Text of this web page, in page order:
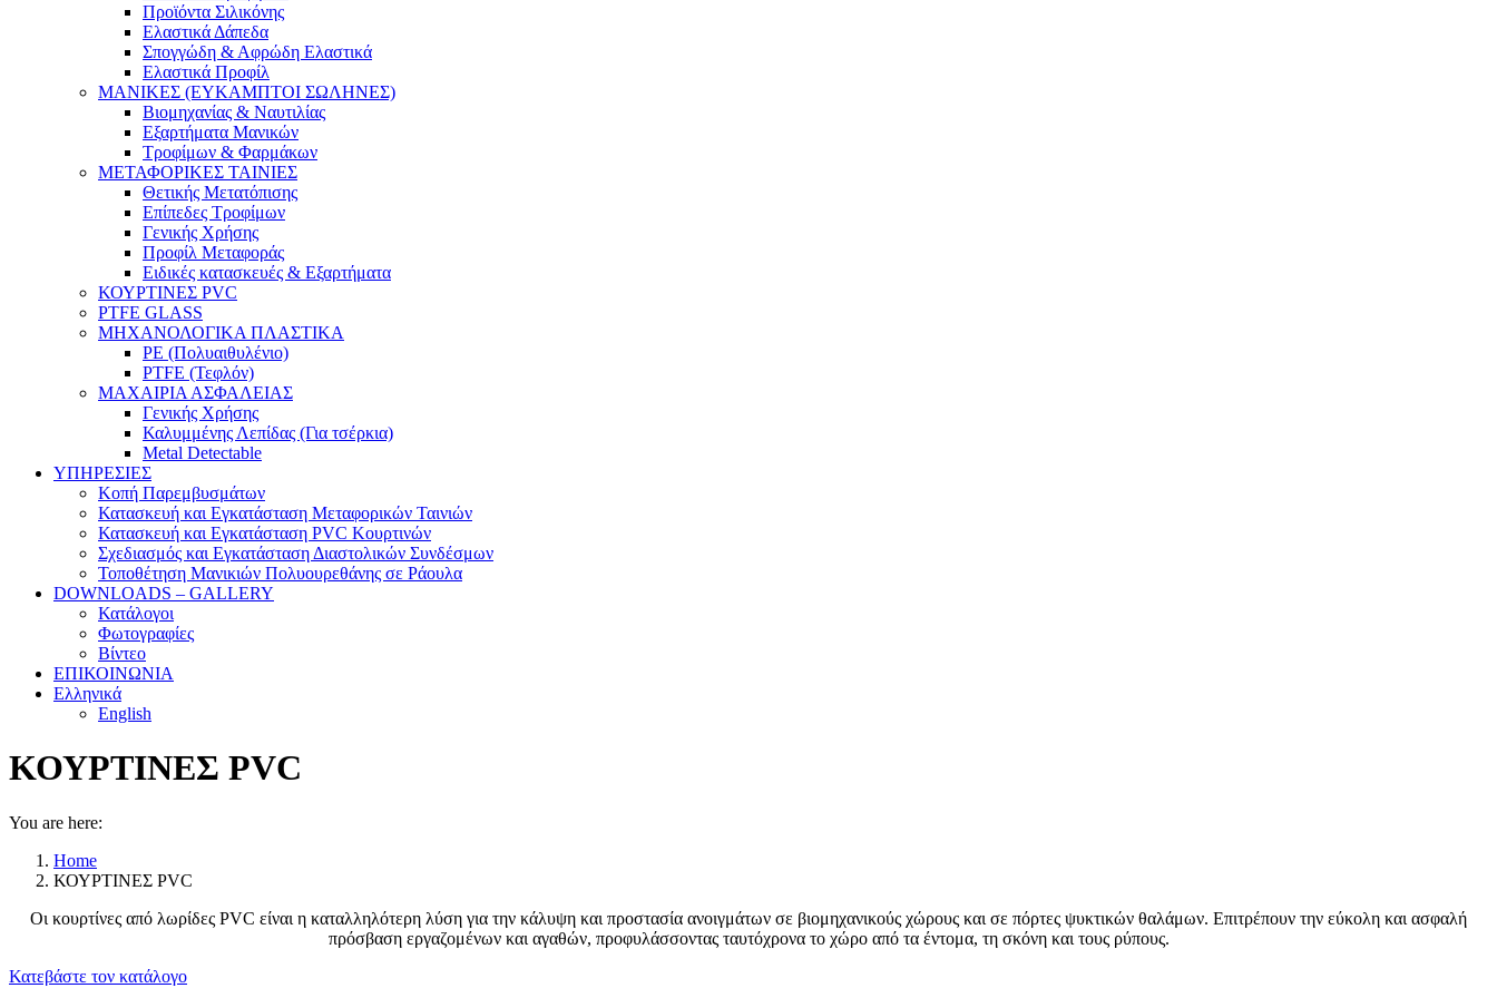
Προϊόντα Σιλικόνης
Ελαστικά Δάπεδα
Σπογγώδη & Αφρώδη Ελαστικά
Ελαστικά Προφίλ
ΜΑΝΙΚΕΣ (ΕΥΚΑΜΠΤΟΙ ΣΩΛΗΝΕΣ)
Βιομηχανίας & Ναυτιλίας
Εξαρτήματα Μανικών
Τροφίμων & Φαρμάκων
ΜΕΤΑΦΟΡΙΚΕΣ ΤΑΙΝΙΕΣ
Θετικής Μετατόπισης
Επίπεδες Τροφίμων
Γενικής Χρήσης
Προφίλ Μεταφοράς
Ειδικές κατασκευές & Εξαρτήματα
ΚΟΥΡΤΙΝΕΣ PVC
PTFE GLASS
ΜΗΧΑΝΟΛΟΓΙΚΑ ΠΛΑΣΤΙΚΑ
PE (Πολυαιθυλένιο)
PTFE (Τεφλόν)
ΜΑΧΑΙΡΙΑ ΑΣΦΑΛΕΙΑΣ
Γενικής Χρήσης
Καλυμμένης Λεπίδας (Για τσέρκια)
Metal Detectable
ΥΠΗΡΕΣΙΕΣ
Κοπή Παρεμβυσμάτων
Κατασκευή και Εγκατάσταση Μεταφορικών Ταινιών
Κατασκευή και Εγκατάσταση PVC Κουρτινών
Σχεδιασμός και Εγκατάσταση Διαστολικών Συνδέσμων
Τοποθέτηση Μανικιών Πολυουρεθάνης σε Ράουλα
DOWNLOADS – GALLERY
Κατάλογοι
Φωτογραφίες
Βίντεο
ΕΠΙΚΟΙΝΩΝΙΑ
Ελληνικά
English
ΚΟΥΡΤΙΝΕΣ PVC
You are here:
Home
ΚΟΥΡΤΙΝΕΣ PVC
Οι κουρτίνες από λωρίδες PVC είναι η καταλληλότερη λύση για την κάλυψη και προστασία ανοιγμάτων σε βιομηχανικούς χώρους και σε πόρτες ψυκτικών θαλάμων. Επιτρέπουν την εύκολη και ασφαλή
πρόσβαση εργαζομένων και αγαθών, προφυλάσσοντας ταυτόχρονα το χώρο από τα έντομα, τη σκόνη και τους ρύπους.
Κατεβάστε τον κατάλογο